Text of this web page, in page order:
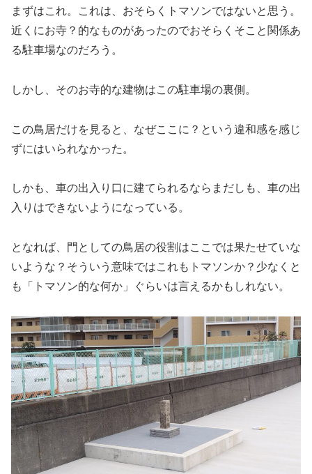
まずはこれ。これは、おそらくトマソンではないと思う。
近くにお寺？的なものがあったのでおそらくそこと関係あ
る駐車場なのだろう。
しかし、そのお寺的な建物はこの駐車場の裏側。
この鳥居だけを見ると、なぜここに？という違和感を感じ
ずにはいられなかった。
しかも、車の出入り口に建てられるならまだしも、車の出
入りはできないようになっている。
となれば、門としての鳥居の役割はここでは果たせていな
いような？そういう意味ではこれもトマソンか？少なくと
も「トマソン的な何か」ぐらいは言えるかもしれない。